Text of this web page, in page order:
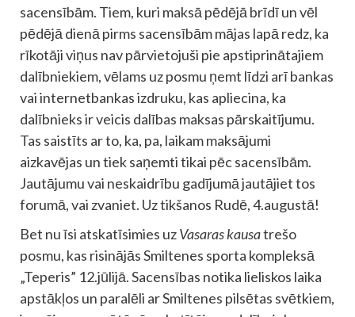
sacensībām. Tiem, kuri maksā pēdējā brīdī un vēl
pēdējā dienā pirms sacensībām mājas lapā redz, ka
rīkotāji viņus nav pārvietojuši pie apstiprinātajiem
dalībniekiem, vēlams uz posmu ņemt līdzi arī bankas
vai internetbankas izdruku, kas apliecina, ka
dalībnieks ir veicis dalības maksas pārskaitījumu.
Tas saistīts ar to, ka, pa, laikam maksājumi
aizkavējas un tiek saņemti tikai pēc sacensībām.
Jautājumu vai neskaidrību gadījumā jautājiet tos
forumā, vai zvaniet. Uz tikšanos Rudē, 4.augustā!
Bet nu īsi atskatīsimies uzVasaras kausatrešo
posmu, kas risinājās Smiltenes sporta kompleksā
„Teperis” 12.jūlijā. Sacensības notika lieliskos laika
apstākļos un paralēli ar Smiltenes pilsētas svētkiem,